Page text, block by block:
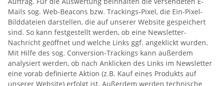
Mails sog. Web-Beacons bzw. Trackings-Pixel, die Ein-Pixel-
Bilddateien darstellen, die auf unserer Website gespeichert
sind. So kann festgestellt werden, ob eine Newsletter-
Nachricht geöffnet und welche Links ggf. angeklickt wurden.
Mit Hilfe des sog. Conversion-Trackings kann außerdem
analysiert werden, ob nach Anklicken des Links im Newsletter
eine vorab definierte Aktion (z.B. Kauf eines Produkts auf
unserer Website) erfolgt ist. Außerdem werden technische